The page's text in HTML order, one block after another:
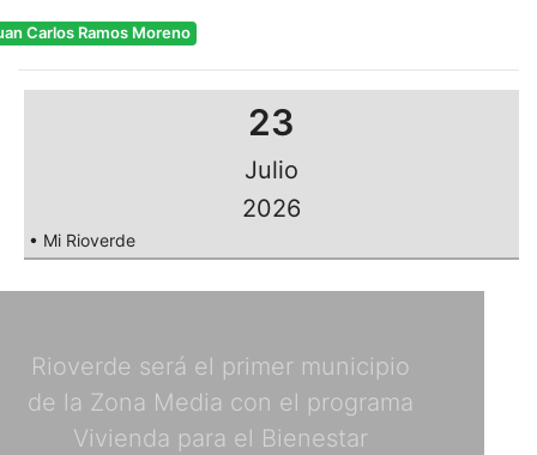
Carlos Ramos Moreno
23
Julio
2026
• Mi Rioverde
Rioverde será el primer municipio
de la Zona Media con el programa
Vivienda para el Bienestar